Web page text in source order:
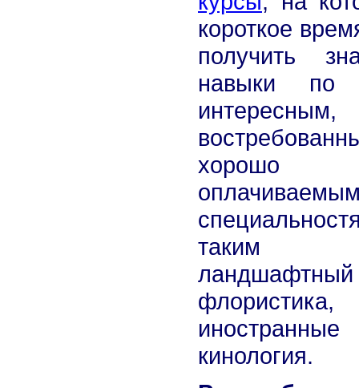
короткое
получить
навыки по
интересным,
хорошо
таким
ландшафтный
флористика,
кинология.